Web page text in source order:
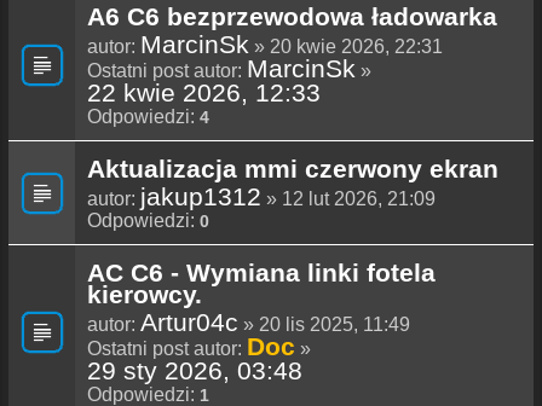
A6 C6 bezprzewodowa ładowarka
autor: MarcinSk » 20 kwie 2026, 22:31
Ostatni post autor: MarcinSk »
22 kwie 2026, 12:33
Odpowiedzi: 4
Aktualizacja mmi czerwony ekran
autor: jakup1312 » 12 lut 2026, 21:09
Odpowiedzi: 0
AC C6 - Wymiana linki fotela
kierowcy.
autor: Artur04c » 20 lis 2025, 11:49
Ostatni post autor: Doc »
29 sty 2026, 03:48
Odpowiedzi: 1